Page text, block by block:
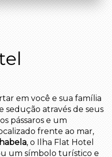
em você e sua família
sedução através de seus
pássaros e um
frente ao mar,
, o Ilha Flat Hotel
um símbolo turístico e